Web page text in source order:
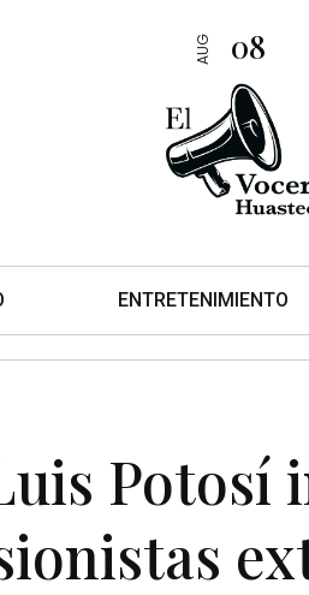
08
AUG
ENTRETENIMIENTO
Potosí